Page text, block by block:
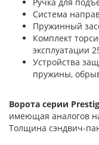
Система
Пружинный
Комплект
эксплуатации
Устройства
пружины,
Ворота серии
имеющая аналогов
Толщина сэндвич-